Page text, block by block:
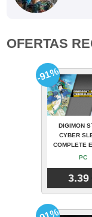
OFERTAS
DIGIMON
CYBER
COMPLETE
PC
3.39
-91%